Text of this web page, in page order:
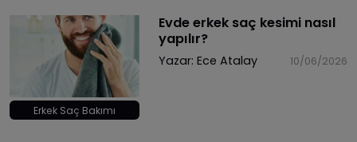
Erkek Saç Bakımı
Evde erkek saç kesimi nasıl
yapılır?
Yazar: Ece Atalay 10/06/2026